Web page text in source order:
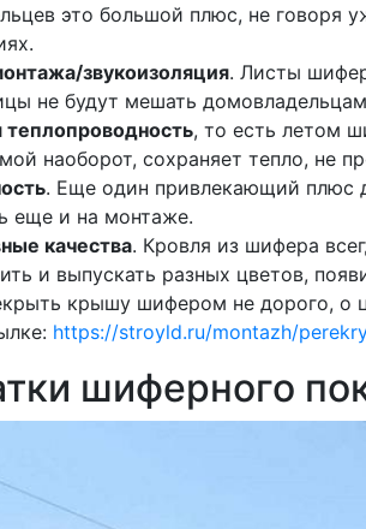
это большой плюс, не говоря
звукоизоляция. Листы
не будут мешать
теплопроводность, то есть летом
наоборот, сохраняет тепло, не
. Еще один привлекающий плюс
еще и на монтаже.
качества. Кровля из шифера
и выпускать разных цветов,
крышу шифером не дорого, о
https://stroyld.ru/montazh/
шиферного